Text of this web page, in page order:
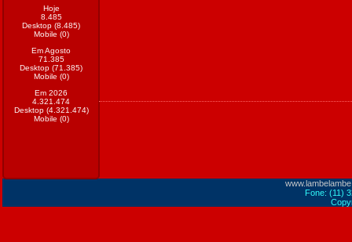
Hoje
8.485
Desktop (8.485)
Mobile (0)
Em Agosto
71.385
Desktop (71.385)
Mobile (0)
Em 2026
4.321.474
Desktop (4.321.474)
Mobile (0)
Fone: (11)